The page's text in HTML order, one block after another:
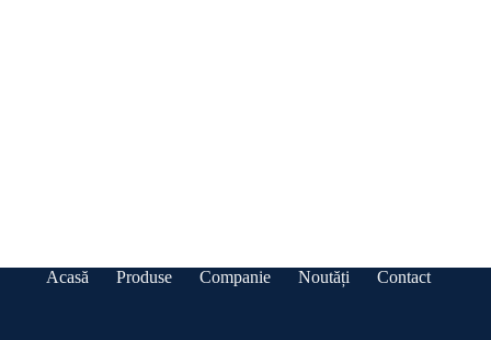
Acasă Produse Companie Noutăți Contact